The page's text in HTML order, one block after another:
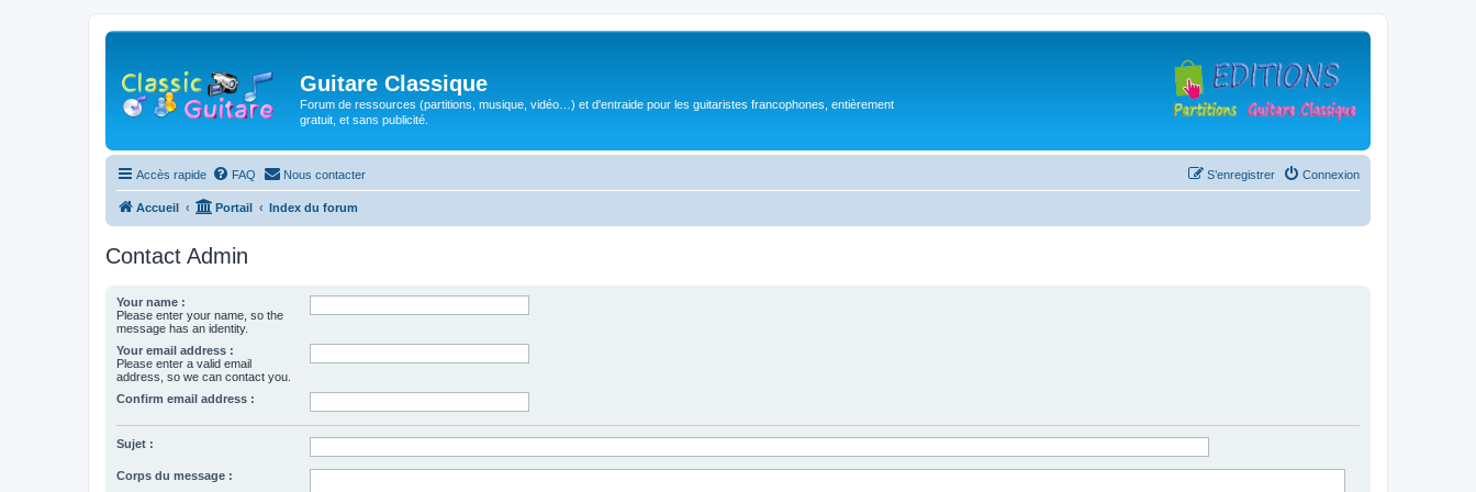
Guitare Classique
Forum de ressources (partitions, musique, vidéo…) et d'entraide pour les guitaristes francophones, entièrement
gratuit, et sans publicité.
Accès rapide FAQ Nous contacter Connexion
S’enregistrer
Accueil Portail Index du forum
Contact Admin
Your name :
Please enter your name, so the
message has an identity.
Your email address :
Please enter a valid email
address, so we can contact you.
Confirm email address :
Sujet :
Corps du message :